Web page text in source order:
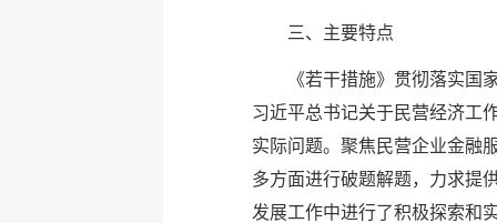
三、主要特点
《若干措施》贯彻落实
习近平总书记关于民营经济工
实际问题。聚焦民营企业金融
多方面进行破题解题，力求提
发展工作中进行了积极探索和